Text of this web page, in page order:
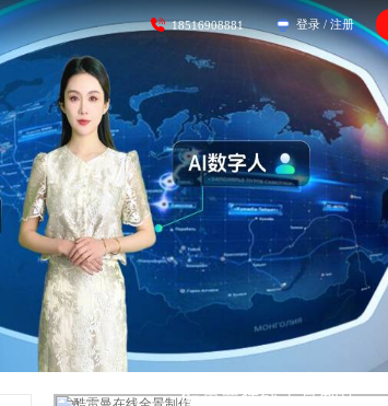
18516908881 登录 / 注册
酷雷曼在线全景制作